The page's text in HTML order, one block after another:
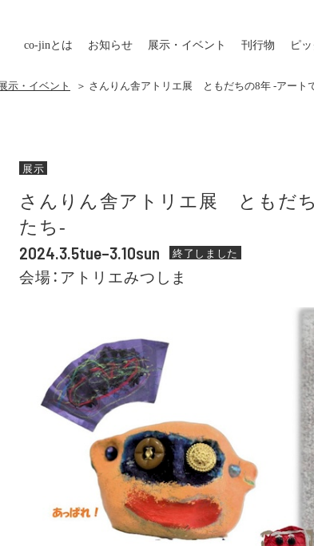
co-jinとは お知らせ 展示・イベント 刊行物 ピ
示・イベント ＞ さんりん舎アトリエ展 ともだちの8年 -アート
展示
さんりん舎アトリエ展 ともだ
たち-
2024.3.5tue–3.10sun 終了しました
会場：アトリエみつしま